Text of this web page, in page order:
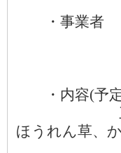
・事業者
・内容(予
三浦だい
ほうれん草、